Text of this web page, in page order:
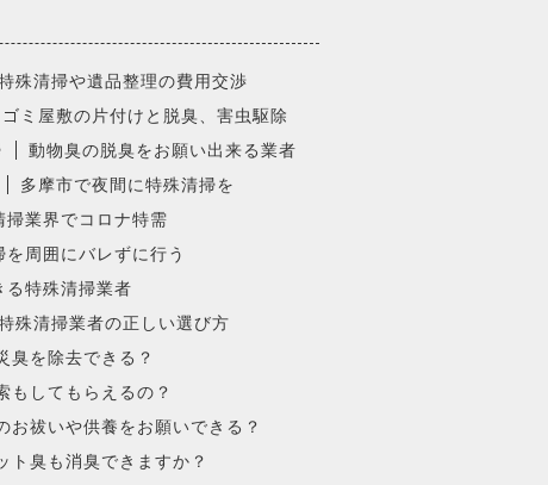
殊清掃や遺品整理の費用交渉
ゴミ屋敷の片付けと脱臭、害虫駆除
動物臭の脱臭をお願い出来る業者
多摩市で夜間に特殊清掃を
掃業界でコロナ特需
を周囲にバレずに行う
る特殊清掃業者
殊清掃業者の正しい選び方
臭を除去できる？
もしてもらえるの？
お祓いや供養をお願いできる？
ト臭も消臭できますか？